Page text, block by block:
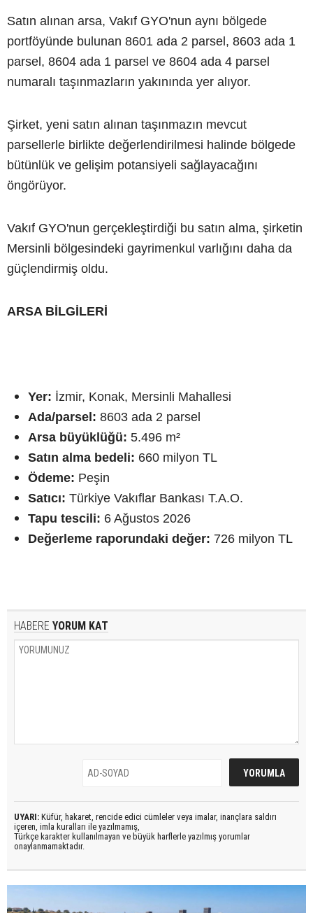
Satın alınan arsa, Vakıf GYO'nun aynı bölgede
portföyünde bulunan 8601 ada 2 parsel, 8603 ada 1
parsel, 8604 ada 1 parsel ve 8604 ada 4 parsel
numaralı taşınmazların yakınında yer alıyor.
Şirket, yeni satın alınan taşınmazın mevcut
parsellerle birlikte değerlendirilmesi halinde bölgede
bütünlük ve gelişim potansiyeli sağlayacağını
öngörüyor.
Vakıf GYO'nun gerçekleştirdiği bu satın alma, şirketin
Mersinli bölgesindeki gayrimenkul varlığını daha da
güçlendirmiş oldu.
ARSA BİLGİLERİ
Yer: İzmir, Konak, Mersinli Mahallesi
Ada/parsel: 8603 ada 2 parsel
Arsa büyüklüğü: 5.496 m²
Satın alma bedeli: 660 milyon TL
Ödeme: Peşin
Satıcı: Türkiye Vakıflar Bankası T.A.O.
Tapu tescili: 6 Ağustos 2026
Değerleme raporundaki değer: 726 milyon TL
HABERE YORUM KAT
UYARI: Küfür, hakaret, rencide edici cümleler veya imalar, inançlara saldırı
içeren, imla kuralları ile yazılmamış,
Türkçe karakter kullanılmayan ve büyük harflerle yazılmış yorumlar
onaylanmamaktadır.